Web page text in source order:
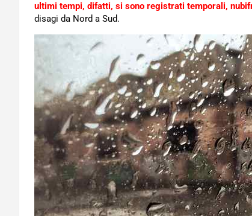
ultimi tempi, difatti, si sono registrati temporali,
disagi da Nord a Sud.